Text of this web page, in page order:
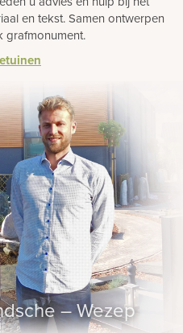
en tekst. Samen ontwerpen
grafmonument.
– Wezep